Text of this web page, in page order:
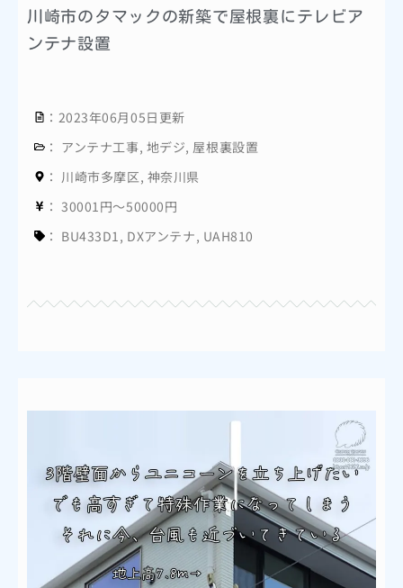
川崎市のタマックの新築で屋根裏にテレビア
ンテナ設置
：2023年06月05日更新
： アンテナ工事, 地デジ, 屋根裏設置
： 川崎市多摩区, 神奈川県
： 30001円～50000円
： BU433D1 , DXアンテナ, UAH810